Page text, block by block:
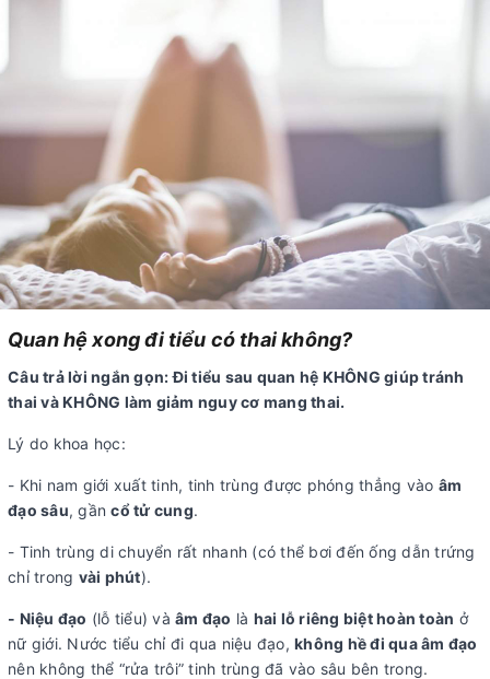
Quan hệ xong đi tiểu có thai không?
Câu trả lời ngắn gọn: Đi tiểu sau quan hệ KHÔNG giúp tránh
thai và KHÔNG làm giảm nguy cơ mang thai.
Lý do khoa học:
- Khi nam giới xuất tinh, tinh trùng được phóng thẳng vào âm
đạo sâu, gầncổ tử cung.
- Tinh trùng di chuyển rất nhanh (có thể bơi đến ống dẫn trứng
chỉ trong vài phút).
- Niệu đạo (lỗ tiểu) và âm đạo là hai lỗ riêng biệt hoàn toàn ở
nữ giới. Nước tiểu chỉ đi qua niệu đạo, không hề đi qua âm đạo
nên không thể “rửa trôi” tinh trùng đã vào sâu bên trong.